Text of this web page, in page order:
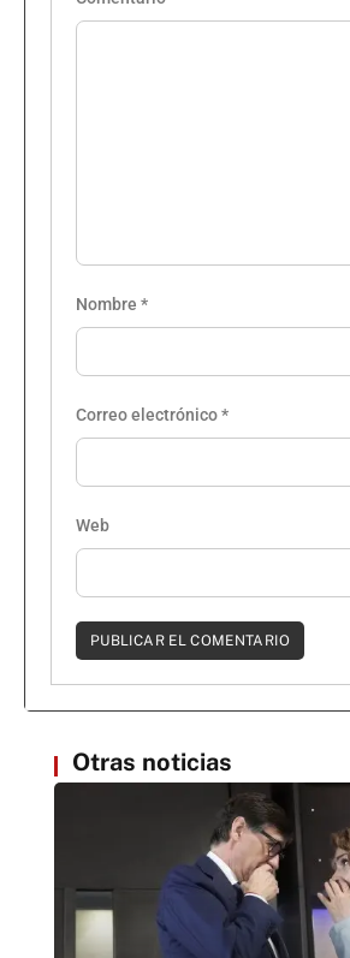
Nombre *
Correo electrónico*
Web
Otras noticias